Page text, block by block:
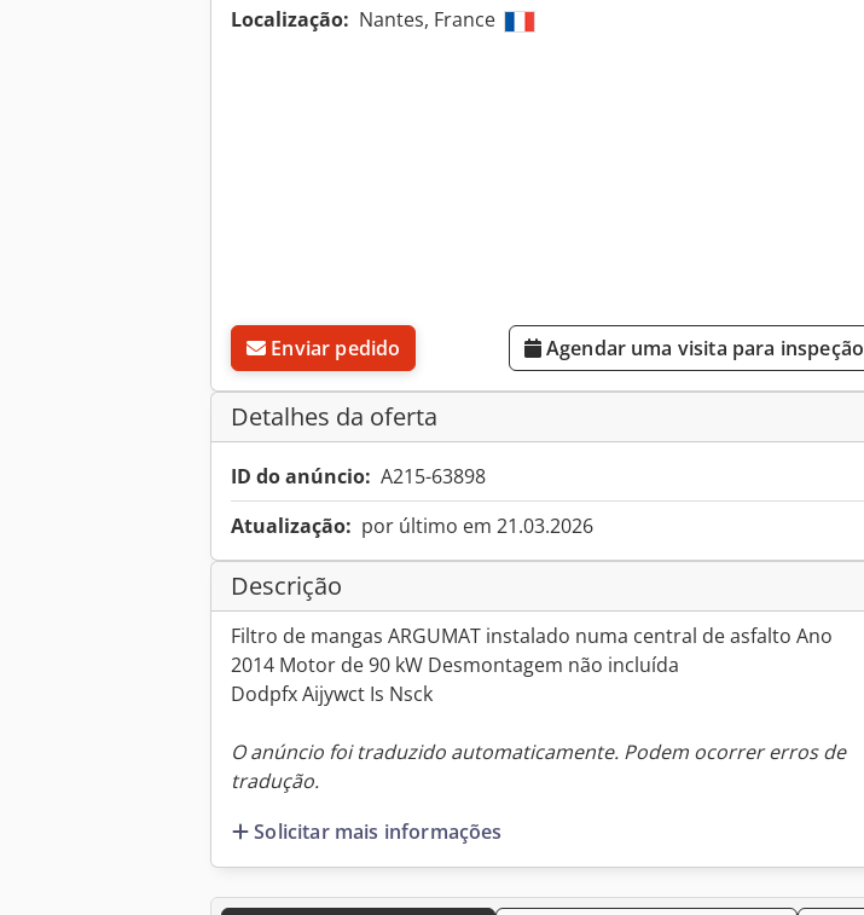
Localização: Nantes, France
Enviar pedido Agendar uma visita para inspeção
Detalhes da oferta
ID do anúncio: A215-63898
Atualização: por último em 21.03.2026
Descrição
Filtro de mangas ARGUMAT instalado numa central de asfalto Ano
2014 Motor de 90 kW Desmontagem não incluída
Dodpfx Aijywct Is Nsck
O anúncio foi traduzido automaticamente. Podem ocorrer erros de
tradução.
Solicitar mais informações